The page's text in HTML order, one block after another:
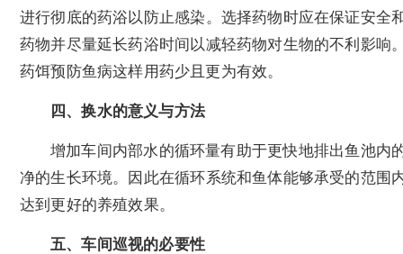
进行彻底的药浴以防止感染。选择药物时应在保证安全
药物并尽量延长药浴时间以减轻药物对生物的不利影响
药饵预防鱼病这样用药少且更为有效。
四、换水的意义与方法
增加车间内部水的循环量有助于更快地排出鱼池内
净的生长环境。因此在循环系统和鱼体能够承受的范围
达到更好的养殖效果。
五、车间巡视的必要性